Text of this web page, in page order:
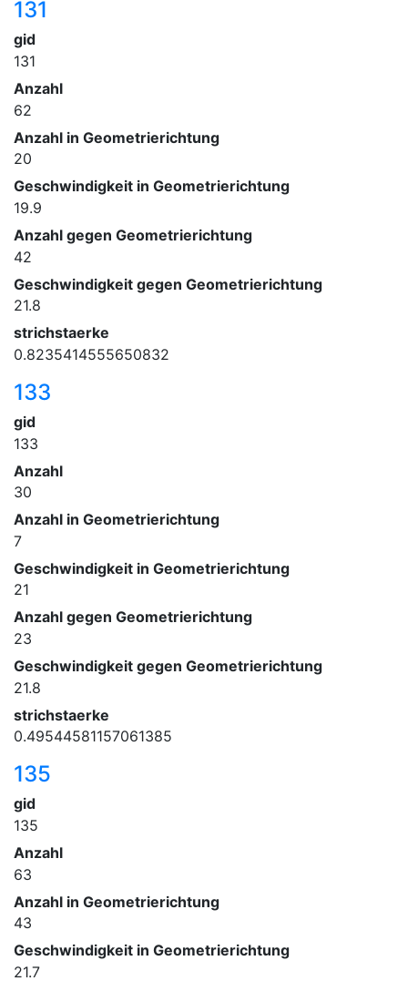
131
gid
131
Anzahl
62
Anzahl in Geometrierichtung
20
Geschwindigkeit in Geometrierichtung
19.9
Anzahl gegen Geometrierichtung
42
Geschwindigkeit gegen Geometrierichtung
21.8
strichstaerke
0.8235414555650832
133
gid
133
Anzahl
30
Anzahl in Geometrierichtung
7
Geschwindigkeit in Geometrierichtung
21
Anzahl gegen Geometrierichtung
23
Geschwindigkeit gegen Geometrierichtung
21.8
strichstaerke
0.49544581157061385
135
gid
135
Anzahl
63
Anzahl in Geometrierichtung
43
Geschwindigkeit in Geometrierichtung
21.7